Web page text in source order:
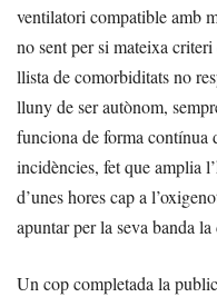
ventilatori compatible amb
no sent per si mateixa criteri
llista de comorbiditats no
lluny de ser autònom,
funciona de forma contínua
incidències, fet que amplia
d’unes hores cap a
apuntar per la seva banda
Un cop completada la